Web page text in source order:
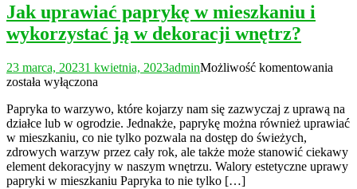
Jak uprawiać paprykę w mieszkaniu i
wykorzystać ją w dekoracji wnętrz?
23 marca, 20231 kwietnia, 2023adminMożliwość komentowania
w
ją
została wyłączona
Papryka to warzywo, które kojarzy nam się zazwyczaj z uprawą na
działce lub w ogrodzie. Jednakże, paprykę można również uprawiać
w mieszkaniu, co nie tylko pozwala na dostęp do świeżych,
zdrowych warzyw przez cały rok, ale także może stanowić ciekawy
element dekoracyjny w naszym wnętrzu. Walory estetyczne uprawy
papryki w mieszkaniu Papryka to nie tylko […]